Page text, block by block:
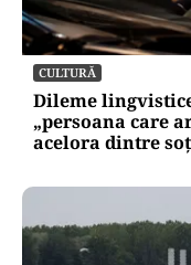
CULTURĂ
Dileme
„persoana care
acelora dintre